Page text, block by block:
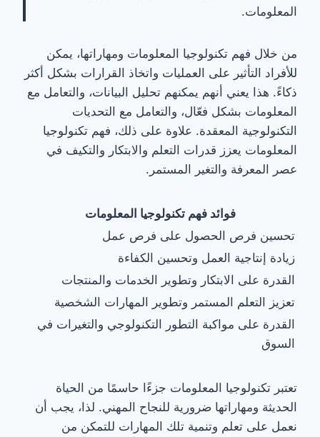
المعلومات.
من خلال فهم تكنولوجيا المعلومات ومهاراتها، يمكن
للأفراد التأثير على العمليات واتخاذ القرارات بشكل أكثر
ذكاءً. هذا يعني أنهم يمكنهم تحليل البيانات، والتعامل مع
المعلومات بشكل فعّال، والتعامل مع التحديات
التكنولوجية المعقدة. علاوة على ذلك، فهم تكنولوجيا
المعلومات يعزز قدرات التعلم والابتكار والتكيف في
عصر المعرفة والتغير المستمر.
فوائد فهم تكنولوجيا المعلومات
تحسين فرص الحصول على فرص عمل
زيادة إنتاجية العمل وتحسين الكفاءة
القدرة على الابتكار وتطوير الخدمات والمنتجات
تعزيز التعلم المستمر وتطوير المهارات الشخصية
القدرة على مواكبة التطور التكنولوجي والتغيرات في
السوق
تعتبر تكنولوجيا المعلومات جزءًا حاسمًا من الحياة
الحديثة ومهاراتها ضرورية للنجاح المهني. لذا، يجب أن
نعمل على تعلم وتنمية تلك المهارات للتمكن من